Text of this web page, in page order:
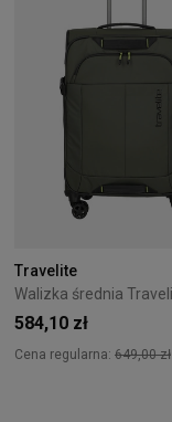
Travelite
584,10 zł
Cena regularna: 649,00 zł